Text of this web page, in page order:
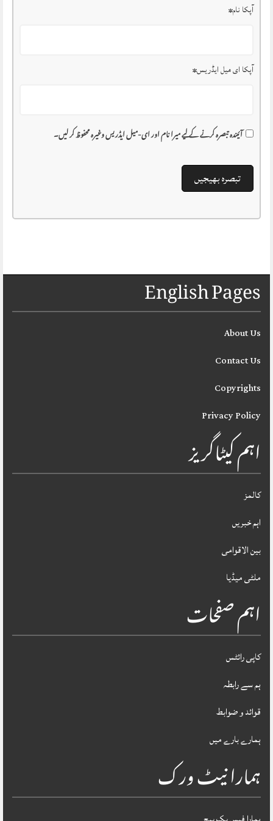
آپکا نام*
آپکا ای میل ایڈریس*
آئیندہ تبصرہ کرنے کے لیے میرا نام اور ای-میل ایڈریس وغیرہ محفوظ کر لیں۔
English Pages
About Us
Contact Us
Copyrights
Privacy Policy
اہم کیٹاگریز
کالمز
اہم خبریں
بین الاقوامی
ملٹی میڈیا
اہم صفحات
کاپی رائٹس
ہم سے رابطہ
قوائد و ضوابط
ہمارے بارے میں
ہمارا نیٹ ورک